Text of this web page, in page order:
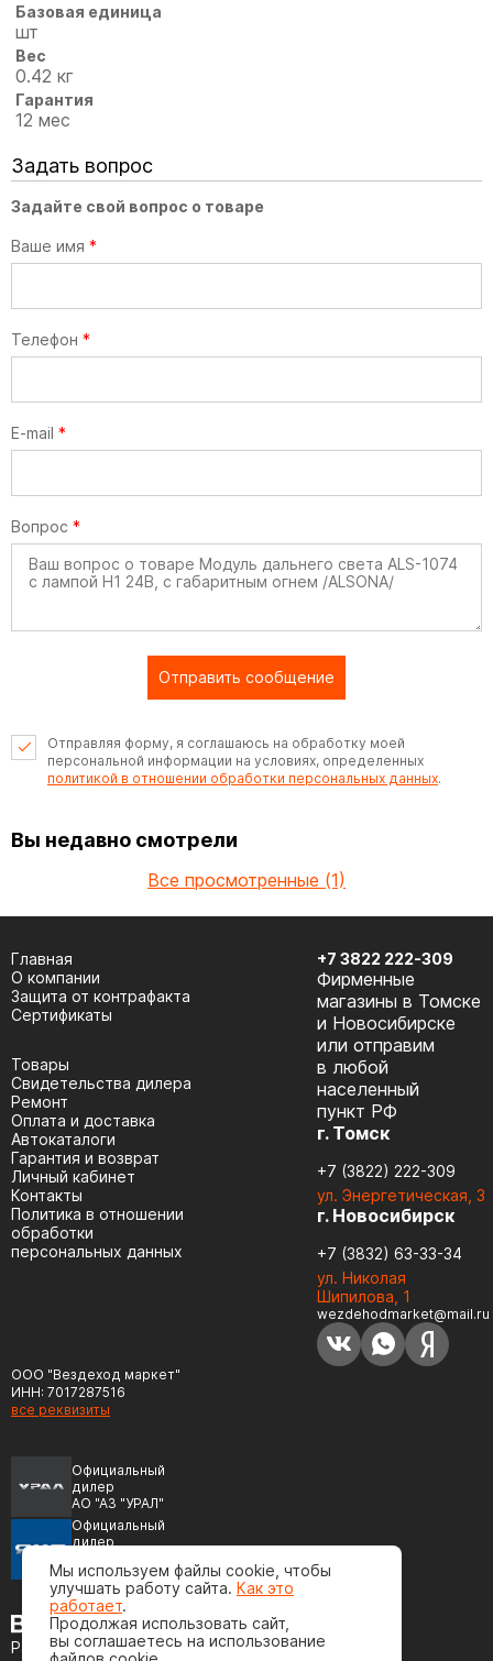
Базовая единица
шт
Вес
0.42 кг
Гарантия
12 мес
Задать вопрос
Задайте свой вопрос о товаре
Ваше имя *
Телефон *
E-mail *
Вопрос *
Отправить сообщение
Отправляя форму, я соглашаюсь на обработку моей
персональной информации на условиях, определенных
политикой в отношении обработки персональных данных.
Вы недавно смотрели
Все просмотренные (1)
ООО "Вездеход маркет"
ИНН: 7017287516
все реквизиты
Официальный
дилер
АО "АЗ "УРАЛ"
Официальный
дилер
(ЯМЗ)
Разработка сайта
Главная
О компании
Защита от контрафакта
Сертификаты
Товары
Cвидетельства дилера
Ремонт
Оплата и доставка
Автокаталоги
Гарантия и возврат
Личный кабинет
Контакты
Политика в отношении
обработки
персональных данных
+7 3822 222-309
Фирменные
магазины в Томске
и Новосибирске
или отправим
в любой
населенный
пункт РФ
г. Томск
+7 (3822) 222-309
ул. Энергетическая, 3
г. Новосибирск
+7 (3832) 63-33-34
ул. Николая
Шипилова, 1
wezdehodmarket@mail.ru
Мы используем файлы cookie, чтобы
улучшать работу сайта. Как это
работает.
Продолжая использовать сайт,
вы соглашаетесь на использование